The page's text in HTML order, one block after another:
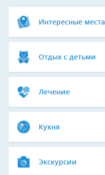
Интересные места
Отдых с детьми
Лечение
Кухня
Экскурсии